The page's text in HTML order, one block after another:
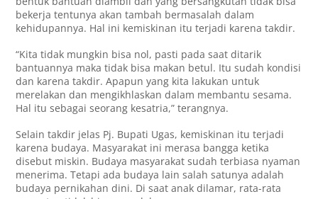
bekerja tentunya akan tambah bermasalah dalam
kehidupannya. Hal ini kemiskinan itu terjadi karena takdir.
“Kita tidak mungkin bisa nol, pasti pada saat ditarik
bantuannya maka tidak bisa makan betul. Itu sudah kondisi
dan karena takdir. Apapun yang kita lakukan untuk
merelakan dan mengikhlaskan dalam membantu sesama.
Hal itu sebagai seorang kesatria,” terangnya.
Selain takdir jelas Pj. Bupati Ugas, kemiskinan itu terjadi
karena budaya. Masyarakat ini merasa bangga ketika
disebut miskin. Budaya masyarakat sudah terbiasa nyaman
menerima. Tetapi ada budaya lain salah satunya adalah
budaya pernikahan dini. Di saat anak dilamar, rata-rata